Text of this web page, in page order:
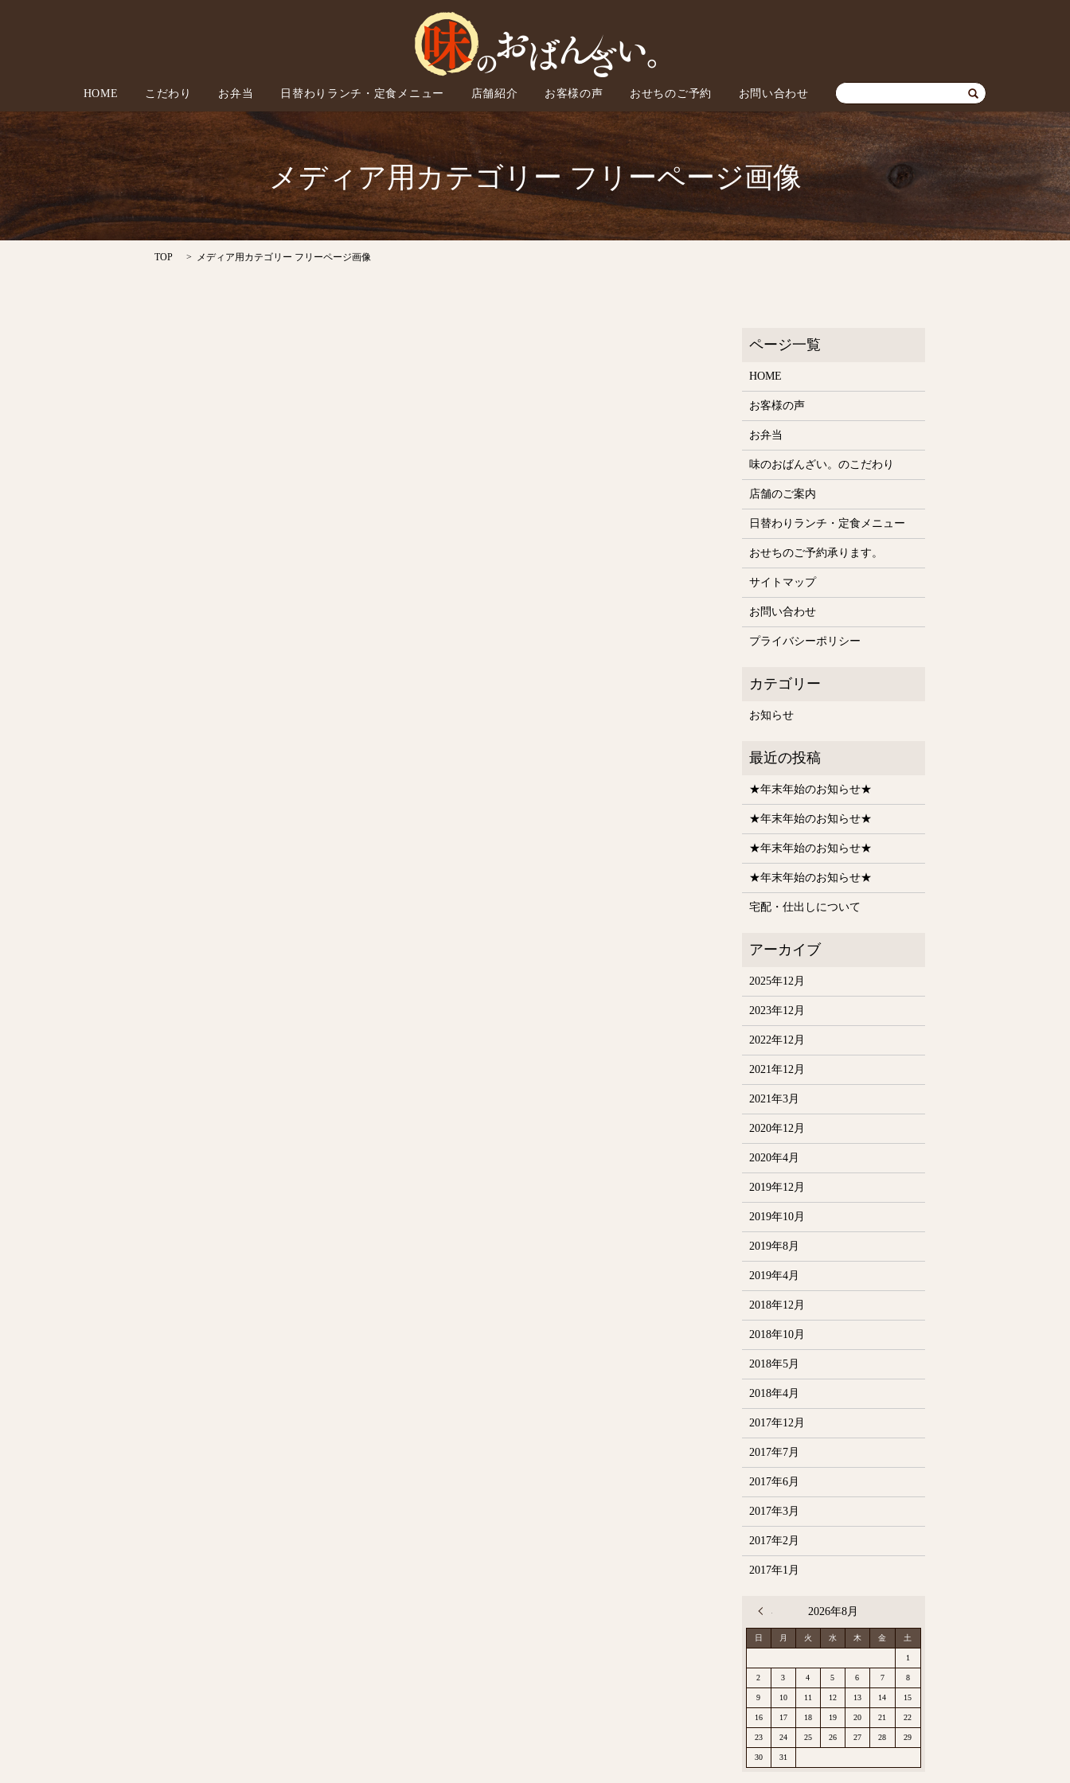
HOME こだわり お弁当 日替わりランチ・定食メニュー 店舗紹介 お客様の声 おせちのご予約 お問い合わせ
メディア用カテゴリー フリーページ画像
TOP メディア用カテゴリー フリーページ画像
HOME
お客様の声
お弁当
味のおばんざい。のこだわり
店舗のご案内
日替わりランチ・定食メニュー
おせちのご予約承ります。
サイトマップ
お問い合わせ
プライバシーポリシー
お知らせ
★年末年始のお知らせ★
★年末年始のお知らせ★
★年末年始のお知らせ★
★年末年始のお知らせ★
宅配・仕出しについて
2025年12月
2023年12月
2022年12月
2021年12月
2021年3月
2020年12月
2020年4月
2019年12月
2019年10月
2019年8月
2019年4月
2018年12月
2018年10月
2018年5月
2018年4月
2017年12月
2017年7月
2017年6月
2017年3月
2017年2月
2017年1月
2026年8月
日 月 火 水 木 金 土
1
2 3 4 5 6 7 8
9 10 11 12 13 14 15
16 17 18 19 20 21 22
23 24 25 26 27 28 29
30 31